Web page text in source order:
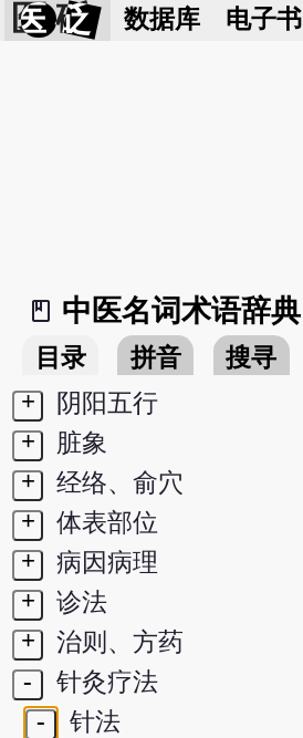
医 砭 数据库 电子书
book_2
中医名词术语辞典
目录 拼音 搜寻
+
阴阳五行
+
脏象
+
经络、俞穴
+
体表部位
+
病因病理
+
诊法
+
治则、方药
-
针灸疗法
-
针法